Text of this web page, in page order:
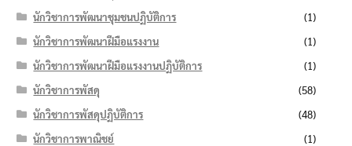
นักวิชาการพัฒนาชุมชนปฏิบัติการ
(1)
นักวิชาการพัฒนาฝีมือแรงงาน
(1)
นักวิชาการพัฒนาฝีมือแรงงานปฏิบัติการ
(1)
นักวิชาการพัสดุ
(58)
นักวิชาการพัสดุปฏิบัติการ
(48)
นักวิชาการพาณิชย์
(1)